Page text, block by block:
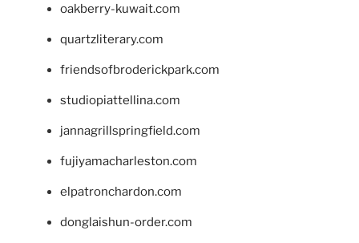
oakberry-kuwait.com
quartzliterary.com
friendsofbroderickpark.com
studiopiattellina.com
jannagrillspringfield.com
fujiyamacharleston.com
elpatronchardon.com
donglaishun-order.com